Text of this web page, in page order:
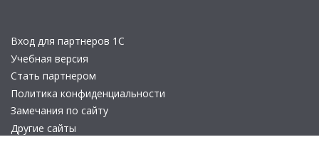
Вход для партнеров 1С
Учебная версия
Стать партнером
Политика конфиденциальности
Замечания по сайту
Другие сайты